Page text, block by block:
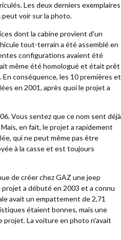
Les deux derniers exemplaires
peut voir sur la photo.
dont la cabine provient d'un
tout-terrain a été assemblé en
configurations avaient été
même été homologué et était prêt
conséquence, les 10 premières et
en 2001, après quoi le projet a
Vous sentez que ce nom sent déjà
en fait, le projet a rapidement
qui ne peut même pas être
à la casse et est toujours
de créer chez GAZ une jeep
a débuté en 2003 et a connu
avait un empattement de 2,71
étaient bonnes, mais une
projet. La voiture en photo n'avait